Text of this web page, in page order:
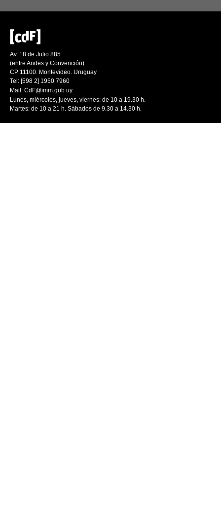
Av. 18 de Julio 885
(entre Andes y Convención)
CP 11100. Montevideo. Uruguay
Tel: [598 2] 1950 7960
Mail: CdF@imm.gub.uy
Lunes, miércoles, jueves, viernes: de 10 a 19.30 h.
Martes: de 10 a 21 h. Sábados de 9.30 a 14.30 h.